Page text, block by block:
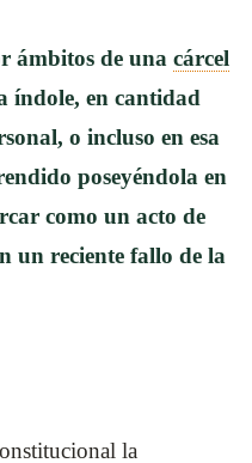
ámbitos de una cárcel
índole, en cantidad
o incluso en esa
poseyéndola en
como un acto de
un reciente fallo de la
la